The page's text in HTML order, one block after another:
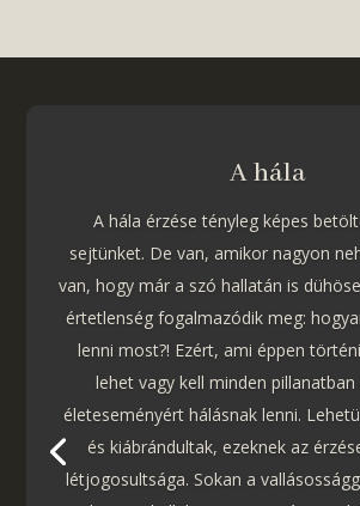
A hála
A hála érzése tényleg képes
sejtünket. De van, amikor nagyon
van, hogy már a szó hallatán is
értetlenség fogalmazódik meg:
lenni most?! Ezért, ami éppen
lehet vagy kell minden
életeseményért hálásnak lenni.
és kiábrándultak, ezeknek az
létjogosultsága. Sokan a